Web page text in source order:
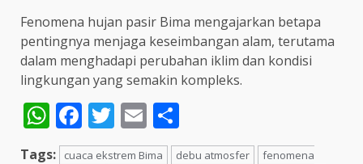
Fenomena hujan pasir Bima mengajarkan betapa
pentingnya menjaga keseimbangan alam, terutama
dalam menghadapi perubahan iklim dan kondisi
lingkungan yang semakin kompleks.
WhatsApp
Facebook
Twitter
Email
Tags: cuaca ekstrem Bima debu atmosfer
fenomena